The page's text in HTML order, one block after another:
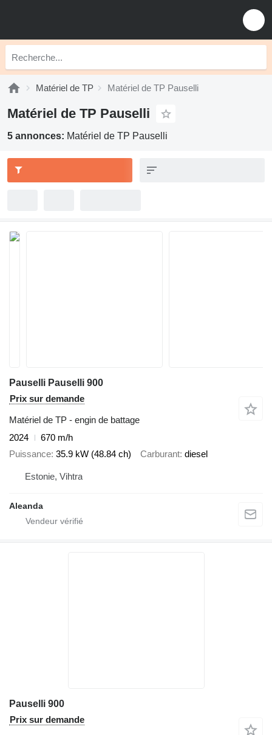
Matériel de TP Matériel de TP Pauselli
Matériel de TP Pauselli
5 annonces: Matériel de TP Pauselli
Pauselli Pauselli 900
Prix sur demande
Matériel de TP - engin de battage
2024
670 m/h
Puissance 35.9 kW (48.84 ch) Carburant diesel
Estonie, Vihtra
Aleanda
Pauselli 900
Prix sur demande